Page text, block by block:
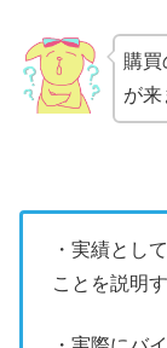
購買
が来
・実績とし
ことを説明